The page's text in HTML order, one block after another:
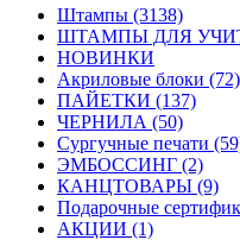
Штампы (3138)
ШТАМПЫ ДЛЯ
НОВИНКИ
Акриловые блоки (72)
ПАЙЕТКИ (137)
ЧЕРНИЛА (50)
Сургучные печати
ЭМБОССИНГ (2)
КАНЦТОВАРЫ (9)
Подарочные
АКЦИИ (1)